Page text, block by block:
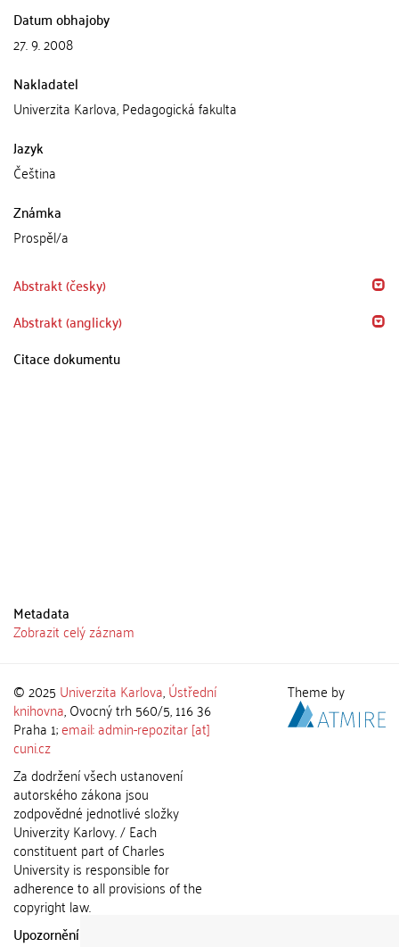
Datum obhajoby
27. 9. 2008
Nakladatel
Univerzita Karlova, Pedagogická fakulta
Jazyk
Čeština
Známka
Prospěl/a
Abstrakt (česky)
Abstrakt (anglicky)
Citace dokumentu
Metadata
Zobrazit celý záznam
© 2025 Univerzita Karlova,Ústřední
knihovna, Ovocný trh 560/5, 116 36
Praha 1;email: admin-repozitar [at]
cuni.cz
Za dodržení všech ustanovení
autorského zákona jsou
zodpovědné jednotlivé složky
Univerzity Karlovy. / Each
constituent part of Charles
University is responsible for
adherence to all provisions of the
copyright law.
Upozornění / Notice:
Theme by